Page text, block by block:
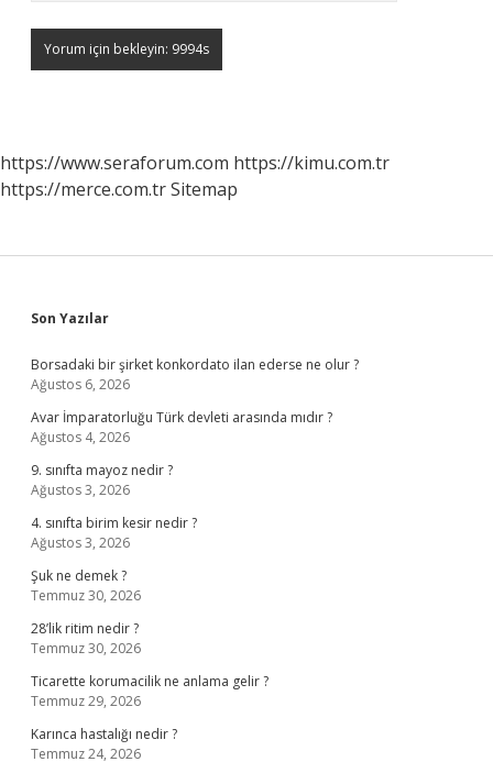
https://www.seraforum.com https://kimu.com.tr
https://merce.com.trSitemap
Sidebar
Son Yazılar
Borsadaki bir şirket konkordato ilan ederse ne olur ?
Ağustos 6, 2026
Avar İmparatorluğu Türk devleti arasında mıdır ?
Ağustos 4, 2026
9. sınıfta mayoz nedir ?
Ağustos 3, 2026
4. sınıfta birim kesir nedir ?
Ağustos 3, 2026
Şuk ne demek ?
Temmuz 30, 2026
28’lik ritim nedir ?
Temmuz 30, 2026
Ticarette korumacilik ne anlama gelir ?
Temmuz 29, 2026
Karınca hastalığı nedir ?
Temmuz 24, 2026